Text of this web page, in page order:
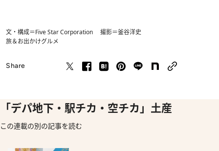
文・構成＝Five Star Corporation 撮影＝釜谷洋史
旅＆お出かけグルメ
Share
「デパ地下・駅チカ・空チカ」土産
この連載の別の記事を読む